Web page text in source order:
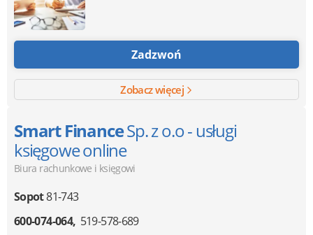
Zadzwoń
Zobacz więcej
Smart FinanceSp. z o.o - usługi
księgowe online
Biura rachunkowe i księgowi
Sopot81-743
600-074-064 519-578-689